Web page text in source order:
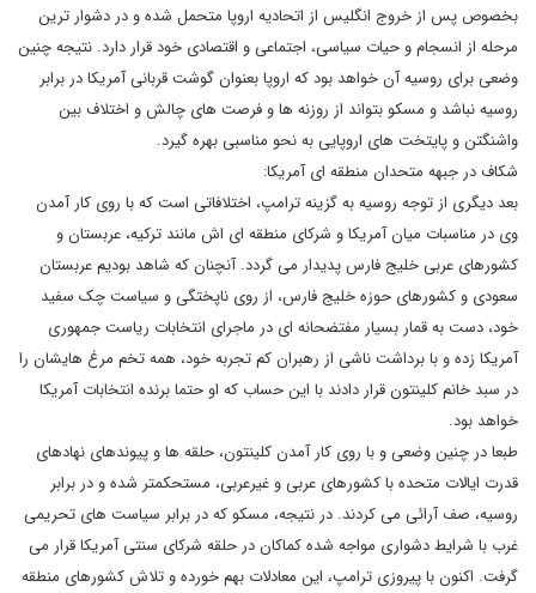
بخصوص پس از خروج انگلیس از اتحادیه اروپا متحمل شده و در دشوار ترین
مرحله از انسجام و حیات سیاسی، اجتماعی و اقتصادی خود قرار دارد. نتیجه چنین
وضعی برای روسیه آن خواهد بود که اروپا بعنوان گوشت قربانی آمریکا در برابر
روسیه نباشد و مسکو بتواند از روزنه ها و فرصت های چالش و اختلاف بین
واشنگتن و پایتخت های اروپایی به نحو مناسبی بهره گیرد.
شکاف در جبهه متحدان منطقه ای آمریکا:
بعد دیگری از توجه روسیه به گزینه ترامپ، اختلافاتی است که با روی کار آمدن
وی در مناسبات میان آمریکا و شرکای منطقه ای اش مانند ترکیه، عربستان و
کشورهای عربی خلیج فارس پدیدار می گردد. آنچنان که شاهد بودیم عربستان
سعودی و کشورهای حوزه خلیج فارس، از روی ناپختگی و سیاست چک سفید
خود، دست به قمار بسیار مفتضحانه ای در ماجرای انتخابات ریاست جمهوری
آمریکا زده و با برداشت ناشی از رهبران کم تجربه خود، همه تخم مرغ هایشان را
در سبد خانم کلینتون قرار دادند با این حساب که او حتما برنده انتخابات آمریکا
خواهد بود.
طبعا در چنین وضعی و با روی کار آمدن کلینتون، حلقه ها و پیوندهای نهادهای
قدرت ایالات متحده با کشورهای عربی و غیرعربی، مستحکمتر شده و در برابر
روسیه، صف آرائی می کردند. در نتیجه، مسکو که در برابر سیاست های تحریمی
غرب با شرایط دشواری مواجه شده کماکان در حلقه شرکای سنتی آمریکا قرار می
گرفت. اکنون با پیروزی ترامپ، این معادلات بهم خورده و تلاش کشورهای منطقه